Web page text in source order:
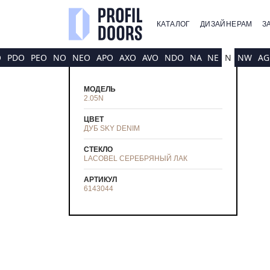
КАТАЛОГ ДИЗАЙНЕРАМ
PDO PEO NO NEO APO AXO AVO NDO NA NE N NW AG
МОДЕЛЬ
2.05N
ЦВЕТ
ДУБ SKY DENIM
СТЕКЛО
LACOBEL СЕРЕБРЯНЫЙ ЛАК
АРТИКУЛ
6143044